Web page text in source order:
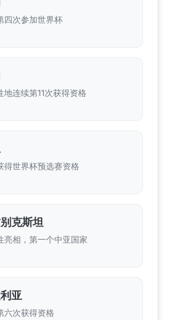
四次参加世界杯
地连续第11次获得资格
得世界杯预选赛资格
克斯坦
亮相，第一个中亚国家
亚
六次获得资格